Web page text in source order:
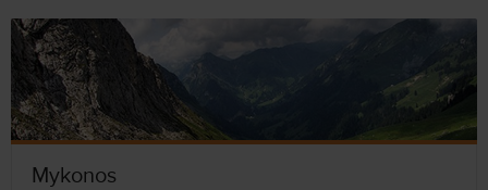
Mykonos